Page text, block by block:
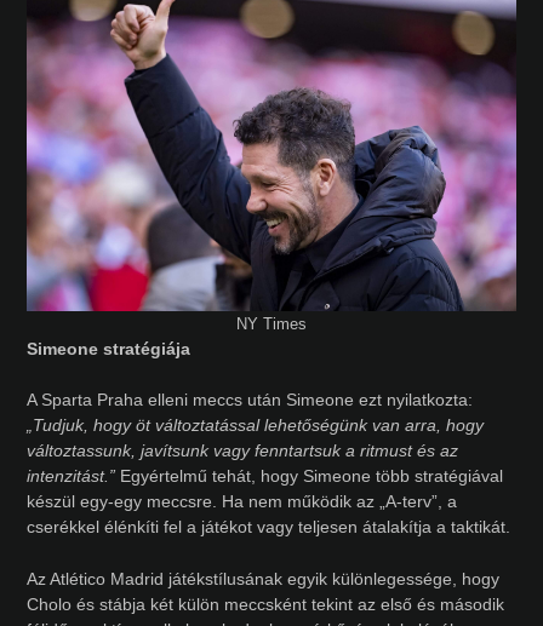
NY Times
Simeone stratégiája
A Sparta Praha elleni meccs után Simeone ezt nyilatkozta:
„Tudjuk, hogy öt változtatással lehetőségünk van arra, hogy
változtassunk, javítsunk vagy fenntartsuk a ritmust és az
intenzitást.” Egyértelmű tehát, hogy Simeone több stratégiával
készül egy-egy meccsre. Ha nem működik az „A-terv”, a
cserékkel élénkíti fel a játékot vagy teljesen átalakítja a taktikát.
Az Atlético Madrid játékstílusának egyik különlegessége, hogy
Cholo és stábja két külön meccsként tekint az első és második